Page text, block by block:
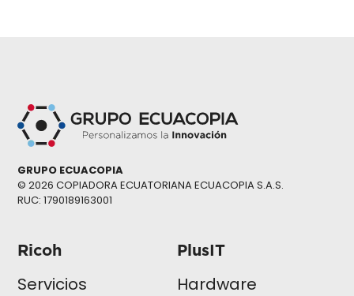
GRUPO ECUACOPIA
© 2026 COPIADORA ECUATORIANA ECUACOPIA S.A.S.
RUC: 1790189163001
Ricoh
Servicios
PlusIT
Hardware